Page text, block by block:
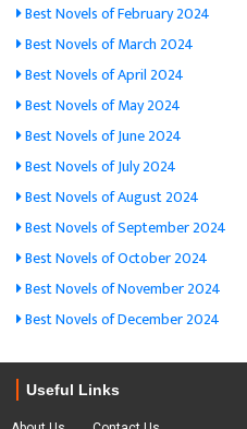
Best Novels of February 2024
Best Novels of March 2024
Best Novels of April 2024
Best Novels of May 2024
Best Novels of June 2024
Best Novels of July 2024
Best Novels of August 2024
Best Novels of September 2024
Best Novels of October 2024
Best Novels of November 2024
Best Novels of December 2024
Useful Links